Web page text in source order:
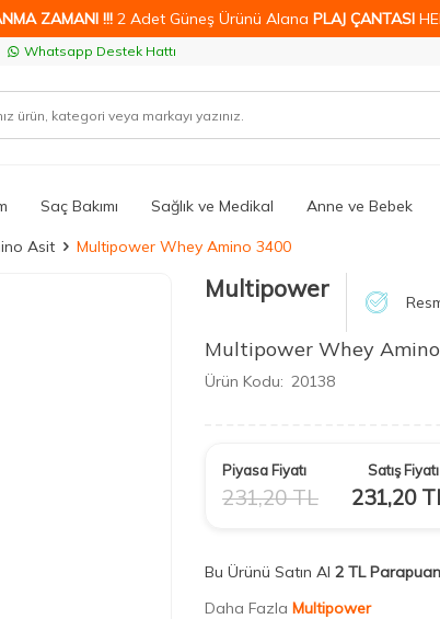
ZAMANI !!! 2 Adet Güneş Ürünü Alana PLAJ ÇANTASI
Whatsapp Destek Hattı
Saç Bakımı Sağlık ve Medikal Anne ve Bebek
Asit Multipower Whey Amino 3400
Multipower
Multipower Whey
Ürün Kodu: 20138
Piyasa Fiyatı
231,20TL
Satış Fiyatı
231,20
Bu Ürünü Satın Al 2 TL Parapuan
Daha Fazla Multipower